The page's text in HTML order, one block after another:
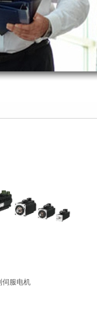
伺服电机